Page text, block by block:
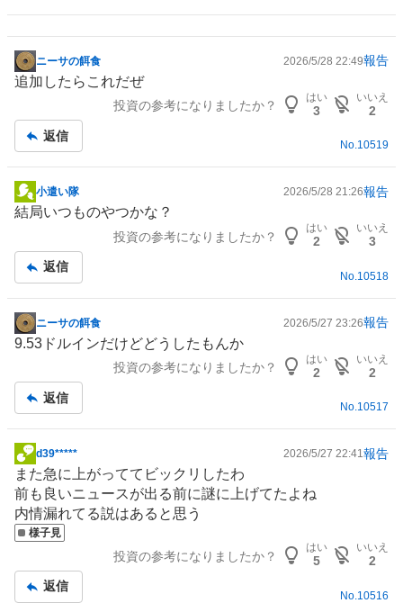
掲
示
事
ニーサの餌食 2026/5/28 22:49報告
追加したらこれだぜ
投資の参考になりましたか？
はい
3
いいえ
2
返信
No.10519
掲
示
事
小遣い隊 2026/5/28 21:26報告
結局いつものやつかな？
投資の参考になりましたか？
はい
2
いいえ
3
返信
No. 10518
掲
示
事
ニーサの餌食 2026/5/27 23:26報告
9.53ドルインだけどどうしたもんか
投資の参考になりましたか？
はい
2
いいえ
2
返信
No.10517
掲
示
板
記
事
d39***** 2026/5/27 22:41報告
また急に上がっててビックリしたわ
前も良いニュースが出る前に謎に上げてたよね
内情漏れてる説はあると思う
様子見
投資の参考になりましたか？
はい
5
いいえ
2
返信
No. 10516